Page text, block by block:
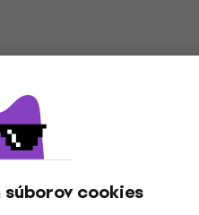
cookies